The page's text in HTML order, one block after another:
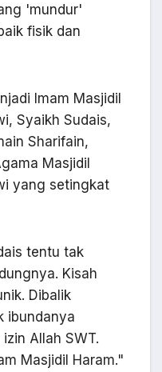
'mundur'
fisik dan
Imam Masjidil
Syaikh Sudais,
Sharifain,
Masjidil
yang setingkat
tentu tak
Kisah
Dibalik
ibundanya
Allah SWT.
Masjidil Haram."